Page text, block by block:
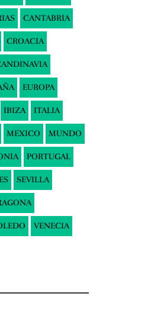
CANTABRIA
CROACIA
EUROPA
IBIZA ITALIA
MEXICO MUNDO
PORTUGAL
SEVILLA
VENECIA